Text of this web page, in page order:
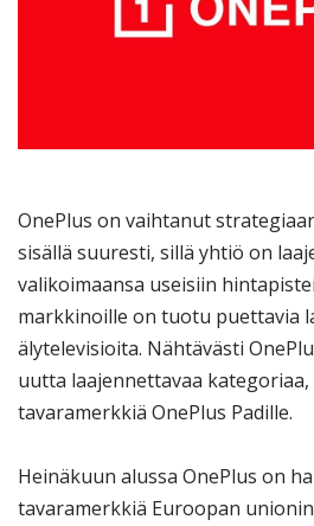
OnePlus on vaihtanut
sisällä suuresti, sillä yhtiö on
valikoimaansa useisiin
markkinoille on tuotu puettavia
älytelevisioita. Nähtävästi
uutta laajennettavaa
tavaramerkkiä OnePlus Padille.
Heinäkuun alussa OnePlus on
tavaramerkkiä Euroopan